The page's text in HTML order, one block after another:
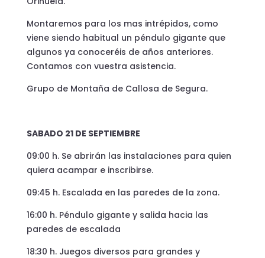
Montaremos para los mas intrépidos, como
viene siendo habitual un péndulo gigante que
algunos ya conoceréis de años anteriores.
Contamos con vuestra asistencia.
Grupo de Montaña de Callosa de Segura.
SABADO 21 DE SEPTIEMBRE
09:00 h. Se abrirán las instalaciones para quien
quiera acampar e inscribirse.
09:45 h. Escalada en las paredes de la zona.
16:00 h. Péndulo gigante y salida hacia las
paredes de escalada
18:30 h. Juegos diversos para grandes y